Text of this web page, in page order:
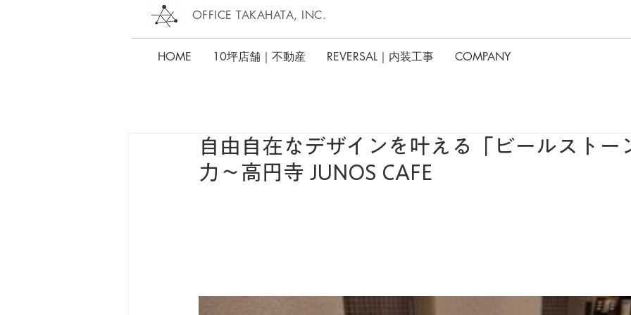
OFFICE TAKAHATA, INC.
HOME 10坪店舗｜不動産 REVERSAL｜内装工事 COMPANY
自由自在なデザインを叶える「ビールストー
力～高円寺 JUNOS CAFE